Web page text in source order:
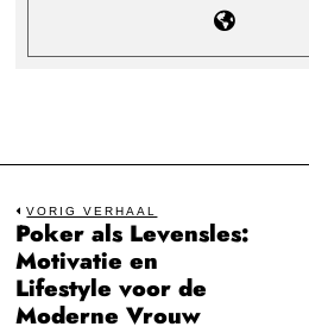
Bericht
navigatie
VORIG VERHAAL
Previous
post:
Poker als Levensles:
Motivatie en
Lifestyle voor de
Moderne Vrouw